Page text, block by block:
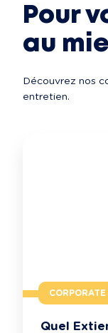
Pour
au
Découvrez nos
entretien.
CORPORATE
Quel